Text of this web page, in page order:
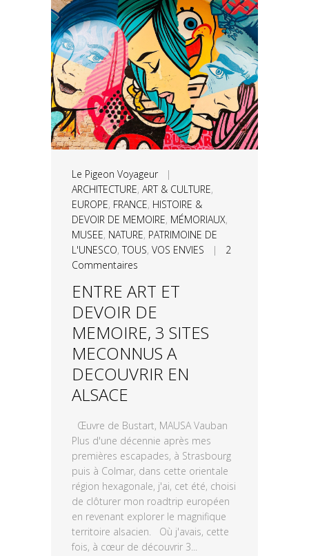
Le Pigeon Voyageur|
ARCHITECTURE, ART & CULTURE,
EUROPE, FRANCE, HISTOIRE &
DEVOIR DE MEMOIRE, MÉMORIAUX,
MUSEE, NATURE, PATRIMOINE DE
L'UNESCO,TOUS, VOS ENVIES | 2
Commentaires
ENTRE ART ET
DEVOIR DE
MEMOIRE, 3 SITES
MECONNUS A
DECOUVRIR EN
ALSACE
Œuvre de Bustart, MAUSA Vauban
Plus d'une décennie après mes
premières escapades, à Strasbourg
puis à Colmar, dans cette orientale
région hexagonale, j'ai, cet été, choisi
de clôturer mon roadtrip européen
en revenant explorer le magnifique
territoire alsacien. Où j'avais, cette
fois, à cœur de découvrir 3...